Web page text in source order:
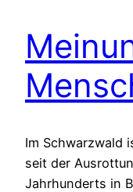
Im Schwarzwald
seit der
Jahrhunderts in